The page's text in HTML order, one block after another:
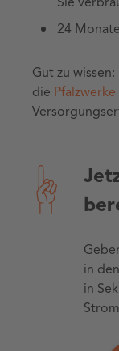
Sie
24
Gut zu
die Pfalzwerke
in
in